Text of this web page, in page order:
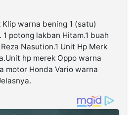
Klip warna bening 1 (satu)
potong lakban Hitam.1 buah
Nasution.1 Unit Hp Merk
hp merek Oppo warna
motor Honda Vario warna